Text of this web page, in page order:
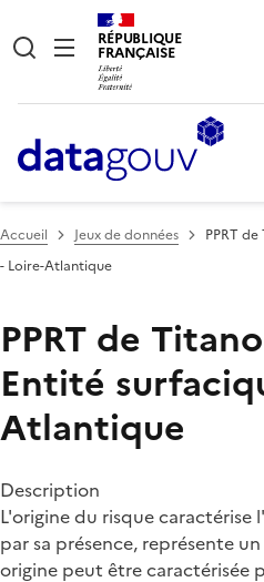
RÉPUBLIQUE
FRANÇAISE
Accueil Jeux de données
PPRT
- Loire-Atlantique
PPRT de
Entité
Atlantique
Description
L'origine du risque
par sa présence, représente
origine peut être caractérisée